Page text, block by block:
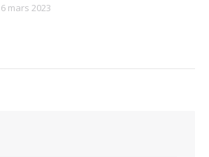
6 mars 2023